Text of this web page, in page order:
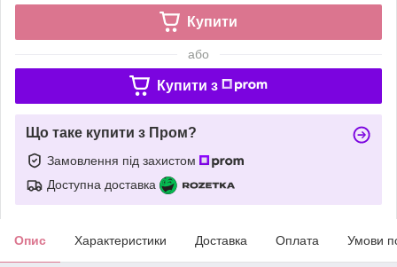
Купити
або
Купити з
Що таке купити з Пром?
Замовлення під захистом
Доступна доставка
Опис Характеристики Доставка Оплата Умови